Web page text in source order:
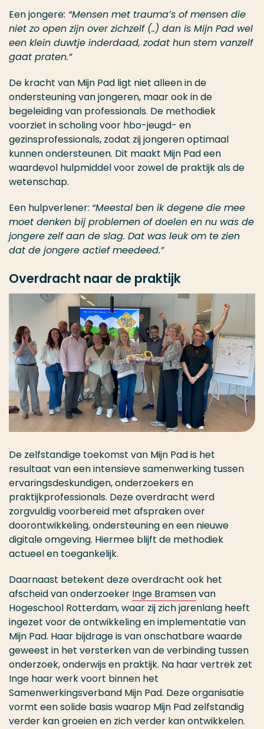
Een jongere: “Mensen met trauma’s of mensen die
niet zo open zijn over zichzelf (..) dan is Mijn Pad wel
een klein duwtje inderdaad, zodat hun stem vanzelf
gaat praten.”
De kracht van Mijn Pad ligt niet alleen in de
ondersteuning van jongeren, maar ook in de
begeleiding van professionals. De methodiek
voorziet in scholing voor hbo-jeugd- en
gezinsprofessionals, zodat zij jongeren optimaal
kunnen ondersteunen. Dit maakt Mijn Pad een
waardevol hulpmiddel voor zowel de praktijk als de
wetenschap.
Een hulpverlener: “Meestal ben ik degene die mee
moet denken bij problemen of doelen en nu was de
jongere zelf aan de slag. Dat was leuk om te zien
dat de jongere actief meedeed.”
Overdracht naar de praktijk
De zelfstandige toekomst van Mijn Pad is het
resultaat van een intensieve samenwerking tussen
ervaringsdeskundigen, onderzoekers en
praktijkprofessionals. Deze overdracht werd
zorgvuldig voorbereid met afspraken over
doorontwikkeling, ondersteuning en een nieuwe
digitale omgeving. Hiermee blijft de methodiek
actueel en toegankelijk.
Daarnaast betekent deze overdracht ook het
afscheid van onderzoeker Inge Bramsenvan
Hogeschool Rotterdam, waar zij zich jarenlang heeft
ingezet voor de ontwikkeling en implementatie van
Mijn Pad. Haar bijdrage is van onschatbare waarde
geweest in het versterken van de verbinding tussen
onderzoek, onderwijs en praktijk. Na haar vertrek zet
Inge haar werk voort binnen het
Samenwerkingsverband Mijn Pad. Deze organisatie
vormt een solide basis waarop Mijn Pad zelfstandig
verder kan groeien en zich verder kan ontwikkelen.